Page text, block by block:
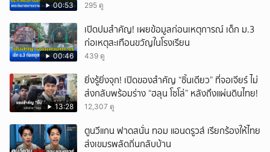
00:53 295 ดู
00:46
เปิดปมสำคัญ! เผยข้อมูลก่อนเหตุการณ์ เด็ก ม.3
ก่อเหตุสะเทือนขวัญในโรงเรียน
439 ดู
13:28
ยิ่งรู้ยิ่งจุก! เปิดของสำคัญ “ชิ้นเดียว” ที่จอเจียร์ ไม่
ส่งกลับพร้อมร่าง “ฮลุน โซโล่” หลังถึงแผ่นดินไทย!
12,307 ดู
ตูนวีแกน ฟาดสนั่น ทอม แอนดรูวส์ เรียกร้องให้ไทย
ส่งเขมรพลัดถิ่นกลับบ้าน